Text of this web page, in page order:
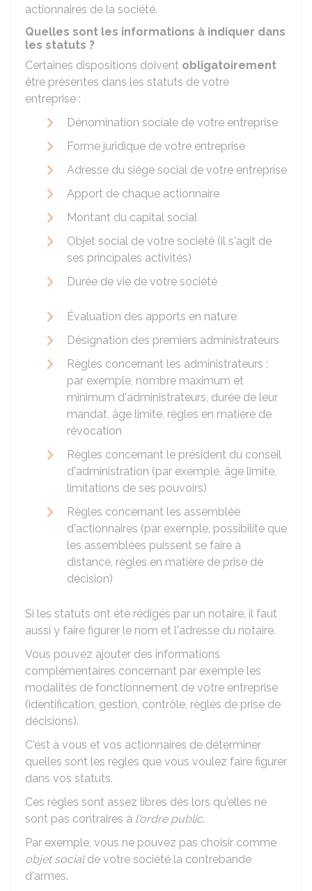
actionnaires de la société.
Quelles sont les informations à indiquer dans
les statuts ?
Certaines dispositions doivent obligatoirement
être présentes dans les statuts de votre
entreprise :
Dénomination sociale de votre entreprise
Forme juridique de votre entreprise
Adresse du siège social de votre entreprise
Apport de chaque actionnaire
Montant du capital social
Objet social de votre société (il s'agit de
ses principales activités)
Durée de vie de votre société
Évaluation des apports en nature
Désignation des premiers administrateurs
Règles concernant les administrateurs :
par exemple, nombre maximum et
minimum d'administrateurs, durée de leur
mandat, âge limite, règles en matière de
révocation
Règles concernant le président du conseil
d'administration (par exemple, âge limite,
limitations de ses pouvoirs)
Règles concernant les assemblée
d'actionnaires (par exemple, possibilité que
les assemblées puissent se faire à
distance, règles en matière de prise de
décision)
Si les statuts ont été rédigés par un notaire, il faut
aussi y faire figurer le nom et l'adresse du notaire.
Vous pouvez ajouter des informations
complémentaires concernant par exemple les
modalités de fonctionnement de votre entreprise
(identification, gestion, contrôle, règles de prise de
décisions).
C'est à vous et vos actionnaires de déterminer
quelles sont les règles que vous voulez faire figurer
dans vos statuts.
Ces règles sont assez libres dés lors qu'elles ne
sont pas contraires à l'ordre public.
Par exemple, vous ne pouvez pas choisir comme
objet socialde votre société la contrebande
d'armes.